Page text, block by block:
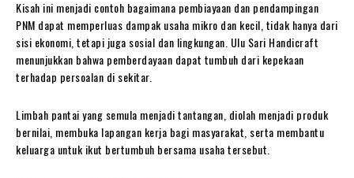
Kisah ini menjadi contoh bagaimana pembiayaan dan pendampingan
PNM dapat memperluas dampak usaha mikro dan kecil, tidak hanya dari
sisi ekonomi, tetapi juga sosial dan lingkungan. Ulu Sari Handicraft
menunjukkan bahwa pemberdayaan dapat tumbuh dari kepekaan
terhadap persoalan di sekitar.
Limbah pantai yang semula menjadi tantangan, diolah menjadi produk
bernilai, membuka lapangan kerja bagi masyarakat, serta membantu
keluarga untuk ikut bertumbuh bersama usaha tersebut.